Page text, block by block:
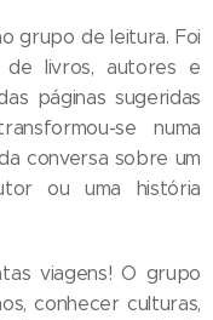
grupo de leitura. Foi
livros, autores e
páginas sugeridas
se numa
conversa sobre um
ou uma história
viagens! O grupo
conhecer culturas,